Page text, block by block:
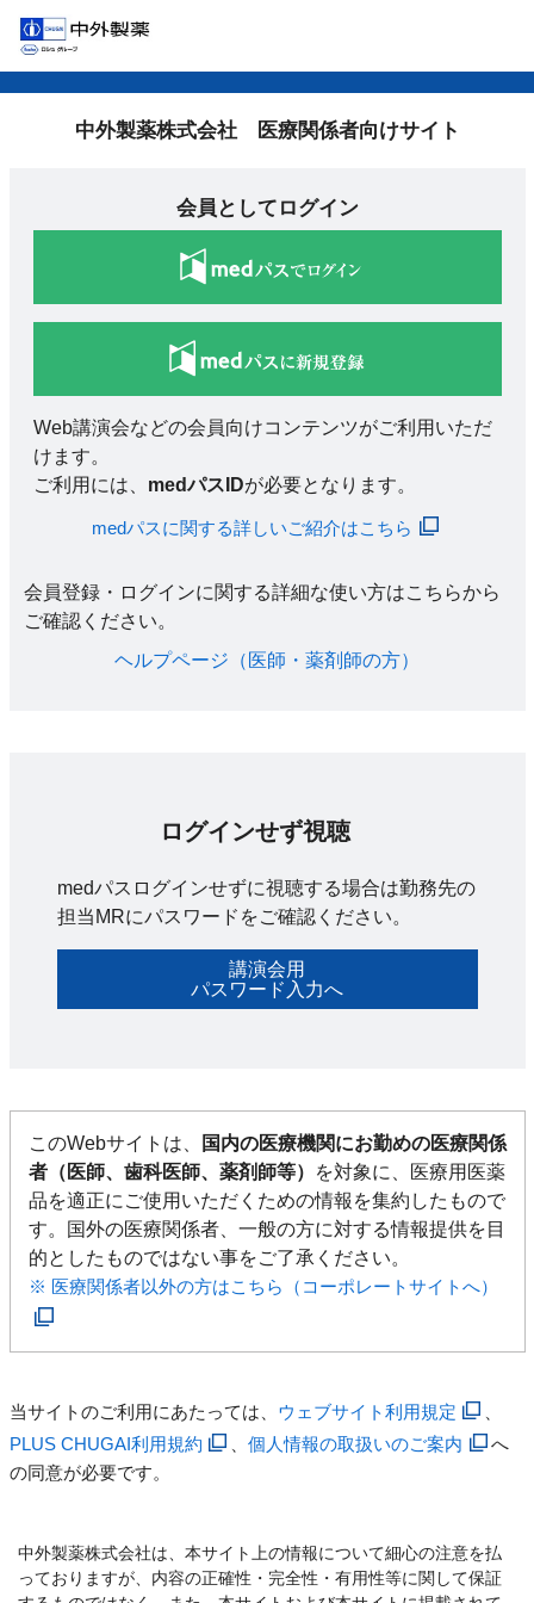
中外製薬株式会社 医療関係者向けサイト
会員としてログイン
Web講演会などの会員向けコンテンツがご利用いただ
けます。
ご利用には、 medパスIDが必要となります。
medパスに関する詳しいご紹介はこちら
会員登録・ログインに関する詳細な使い方はこちらから
ご確認ください。​
ヘルプページ（医師・薬剤師の方）​
ログインせず視聴
medパスログインせずに視聴する場合は勤務先の
担当MRにパスワードをご確認ください。
講演会用
パスワード入力へ
このWebサイトは、
国内の医療機関にお勤めの医療関係
者（医師、歯科医師、薬剤師等）
を対象に、医療用医薬
品を適正にご使用いただくための情報を集約したもので
す。国外の医療関係者、一般の方に対する情報提供を目
的としたものではない事をご了承ください。
※ 医療関係者以外の方はこちら（コーポレートサイトへ）
当サイトのご利用にあたっては、 ウェブサイト利用規定
PLUS CHUGAI利用規約
、個人情報の取扱いのご案内
へ
の同意が必要です。
中外製薬株式会社は、本サイト上の情報について細心の注意を払
っておりますが、内容の正確性・完全性・有用性等に関して保証